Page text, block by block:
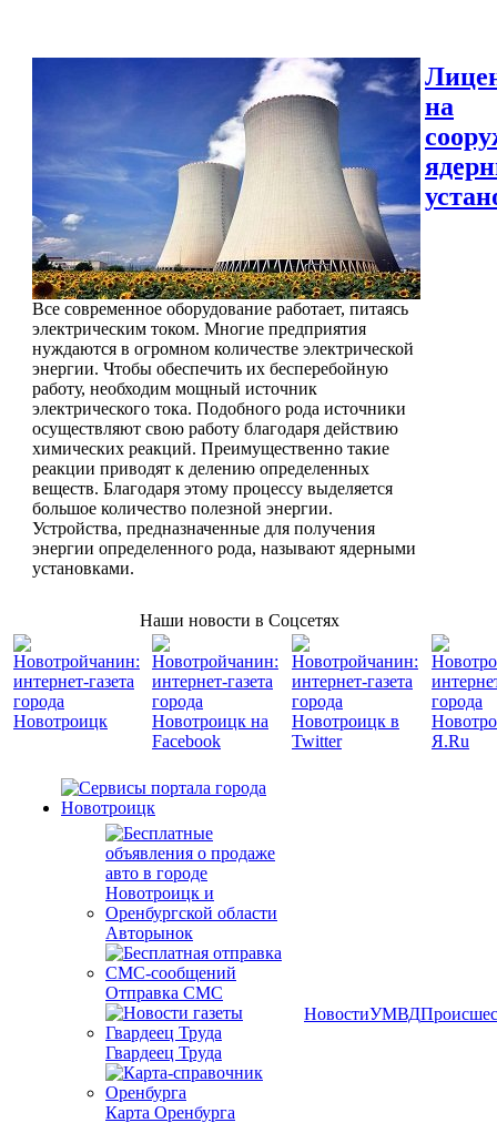
Все современное оборудование работает, питаясь
электрическим током. Многие предприятия
нуждаются в огромном количестве электрической
энергии. Чтобы обеспечить их бесперебойную
работу, необходим мощный источник
электрического тока. Подобного рода источники
осуществляют свою работу благодаря действию
химических реакций. Преимущественно такие
реакции приводят к делению определенных
веществ. Благодаря этому процессу выделяется
большое количество полезной энергии.
Устройства, предназначенные для получения
энергии определенного рода, называют ядерными
установками.
на
Наши новости в Соцсетях
Авторынок
Отправка СМС
Гвардеец Труда
Карта Оренбурга
НовостиУМВД